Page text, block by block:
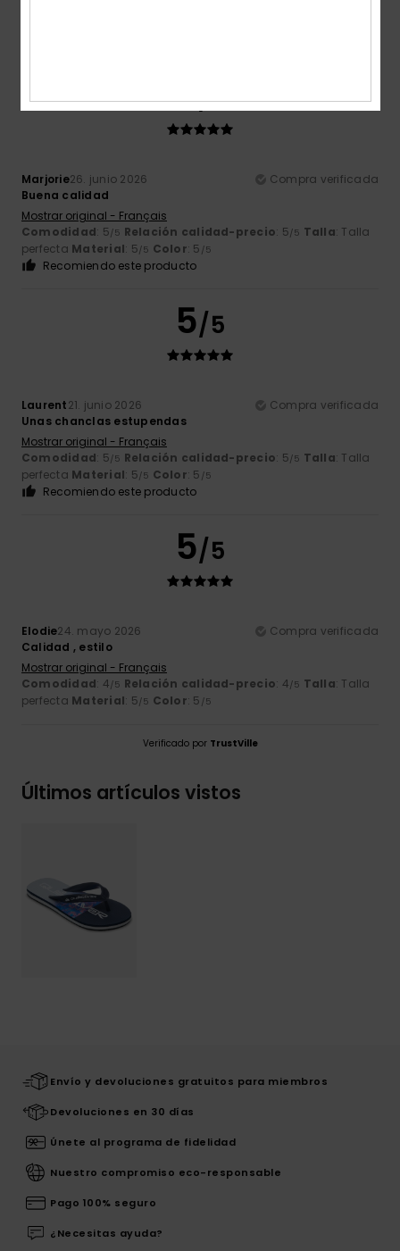
5/5
Marjorie26. junio 2026
Compra verificada
Buena calidad
Mostrar original - Français
Comodidad: 5/5 Relación calidad-precio: 5/5 Talla: Talla
perfecta Material: 5/5 Color: 5 /5
Recomiendo este producto
5/5
Laurent21. junio 2026
Compra verificada
Unas chanclas estupendas
Mostrar original - Français
Comodidad: 5/5 Relación calidad-precio: 5/5 Talla: Talla
perfecta Material: 5/5 Color: 5 /5
Recomiendo este producto
5/5
Elodie24. mayo 2026
Compra verificada
Calidad , estilo
Mostrar original - Français
Comodidad: 4/5 Relación calidad-precio: 4/5 Talla: Talla
perfecta Material: 5/5 Color: 5 /5
Verificado por TrustVille
Últimos artículos vistos
Envío y devoluciones gratuitos para miembros
Devoluciones en 30 días
Únete al programa de fidelidad
Nuestro compromiso eco-responsable
Pago 100% seguro
¿Necesitas ayuda?